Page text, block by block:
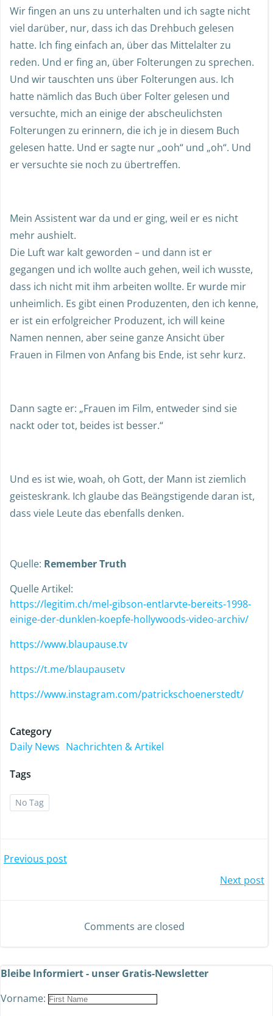
Wir fingen an uns zu unterhalten und ich sagte nicht
viel darüber, nur, dass ich das Drehbuch gelesen
hatte. Ich fing einfach an, über das Mittelalter zu
reden. Und er fing an, über Folterungen zu sprechen.
Und wir tauschten uns über Folterungen aus. Ich
hatte nämlich das Buch über Folter gelesen und
versuchte, mich an einige der abscheulichsten
Folterungen zu erinnern, die ich je in diesem Buch
gelesen hatte. Und er sagte nur „ooh“ und „oh“. Und
er versuchte sie noch zu übertreffen.
Mein Assistent war da und er ging, weil er es nicht
mehr aushielt.
Die Luft war kalt geworden – und dann ist er
gegangen und ich wollte auch gehen, weil ich wusste,
dass ich nicht mit ihm arbeiten wollte. Er wurde mir
unheimlich. Es gibt einen Produzenten, den ich kenne,
er ist ein erfolgreicher Produzent, ich will keine
Namen nennen, aber seine ganze Ansicht über
Frauen in Filmen von Anfang bis Ende, ist sehr kurz.
Dann sagte er: „Frauen im Film, entweder sind sie
nackt oder tot, beides ist besser.“
Und es ist wie, woah, oh Gott, der Mann ist ziemlich
geisteskrank. Ich glaube das Beängstigende daran ist,
dass viele Leute das ebenfalls denken.
Quelle: Remember Truth
Quelle Artikel:
https://legitim.ch/mel-gibson-entlarvte-bereits-1998-
einige-der-dunklen-koepfe-hollywoods-video-archiv/
https://www.blaupause.tv
https://t.me/blaupausetv
https://www.instagram.com/patrickschoenerstedt/
Category
Daily News Nachrichten & Artikel
Tags
No Tag
Previous post
Next post
Comments are closed
Bleibe Informiert - unser Gratis-Newsletter
Vorname: